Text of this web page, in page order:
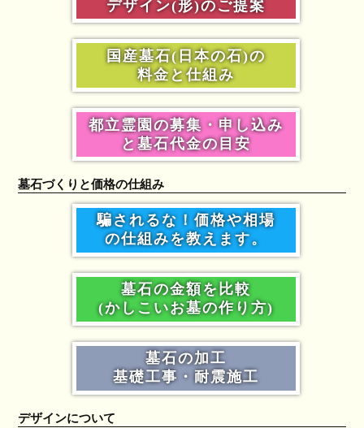
デザイン(形)のご提案
国産墓石(日本の石)の
料金と仕組み
都立霊園の募集・申し込み
と墓石代金の目安
墓石づくりと価格の仕組み
騙されるな！価格や相場
の仕組みを教えます。
墓石の金額を比較
(かしこいお墓の作り方)
墓石の加工
基礎工事・耐震施工
デザインについて